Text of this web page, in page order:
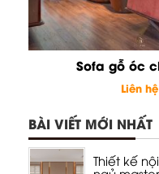
Sofa gỗ óc
Liên hệ
BÀI VIẾT MỚI NHẤT
Thiết kế